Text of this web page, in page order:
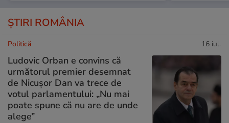
ȘTIRI ROMÂNIA
Politică 16 iul.
Ludovic Orban e convins că
următorul premier desemnat
de Nicușor Dan va trece de
votul parlamentului: „Nu mai
poate spune că nu are de unde
alege”